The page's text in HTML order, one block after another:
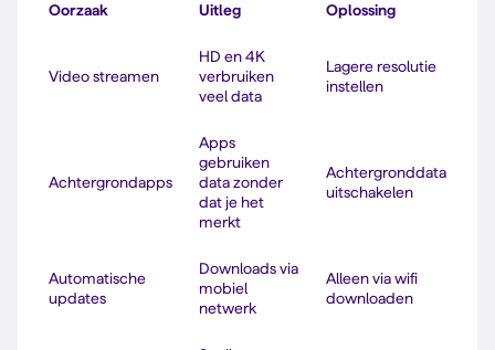
Oorzaak Uitleg Oplossing
Video streamen
HD en 4K
verbruiken
veel data
Lagere resolutie
instellen
Achtergrondapps
Apps
gebruiken
data zonder
dat je het
merkt
Achtergronddata
uitschakelen
Automatische
updates
Downloads via
mobiel
netwerk
Alleen via wifi
downloaden